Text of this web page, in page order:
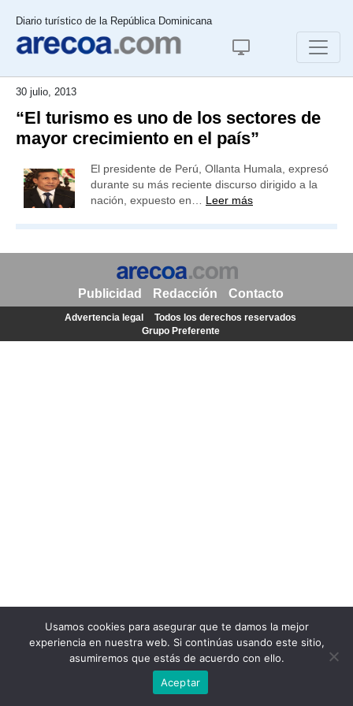
Diario turístico de la República Dominicana
30 julio, 2013
“El turismo es uno de los sectores de
mayor crecimiento en el país”
El presidente de Perú, Ollanta Humala, expresó
durante su más reciente discurso dirigido a la
nación, expuesto en… Leer más
Usamos cookies para asegurar que te damos la mejor
experiencia en nuestra web. Si continúas usando este sitio,
asumiremos que estás de acuerdo con ello.
Aceptar
Publicidad Redacción Contacto
Advertencia legal
Todos los derechos reservados
Grupo Preferente